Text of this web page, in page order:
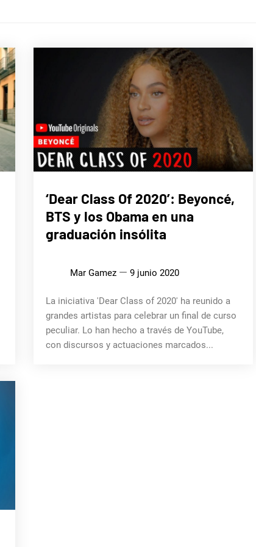
‘Dear Class Of 2020’: Beyoncé,
BTS y los Obama en una
graduación insólita
Mar Gamez 9 junio 2020
La iniciativa 'Dear Class of 2020' ha reunido a
grandes artistas para celebrar un final de curso
peculiar. Lo han hecho a través de YouTube,
con discursos y actuaciones marcados...